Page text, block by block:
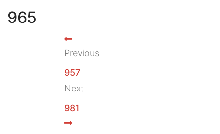
965
Previous
957
Next
981